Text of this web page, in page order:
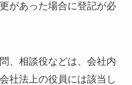
があった場合に登記が必
、相談役などは、会社内
社法上の役員には該当し